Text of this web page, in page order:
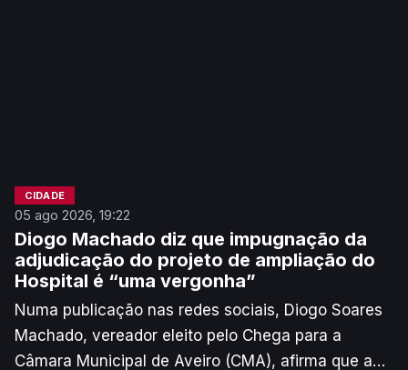
CIDADE
05 ago 2026, 19:22
Diogo Machado diz que impugnação da
adjudicação do projeto de ampliação do
Hospital é “uma vergonha”
Numa publicação nas redes sociais, Diogo Soares
Machado, vereador eleito pelo Chega para a
Câmara Municipal de Aveiro (CMA), afirma que a